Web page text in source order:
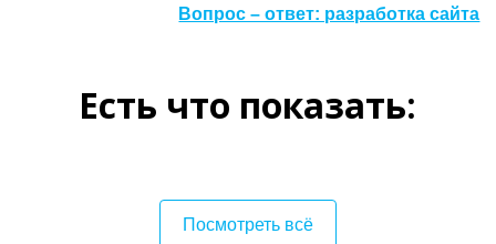
Вопрос – ответ: разработка сайта
Есть что показать:
Посмотреть всё